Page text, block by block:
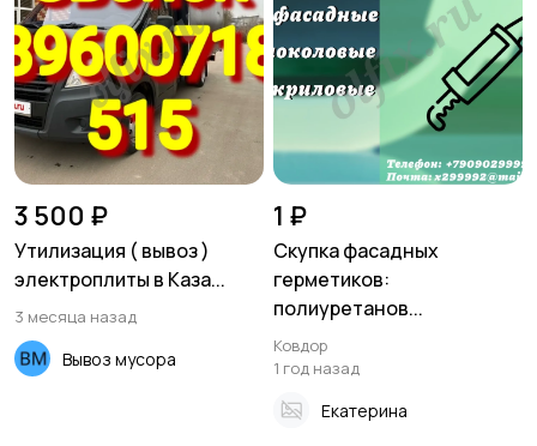
Услуги красоты Перевозки и курьеры
Хозяйство и уборка
Репетиторы и
обучение
Юристы Услуги аренды
3 500 ₽
Утилизация ( вывоз )
электроплиты в Каза...
3 месяца назад
Вывоз мусора
1 ₽
Скупка фасадных
герметиков:
полиуретанов...
Ковдор
1 год назад
Екатерина